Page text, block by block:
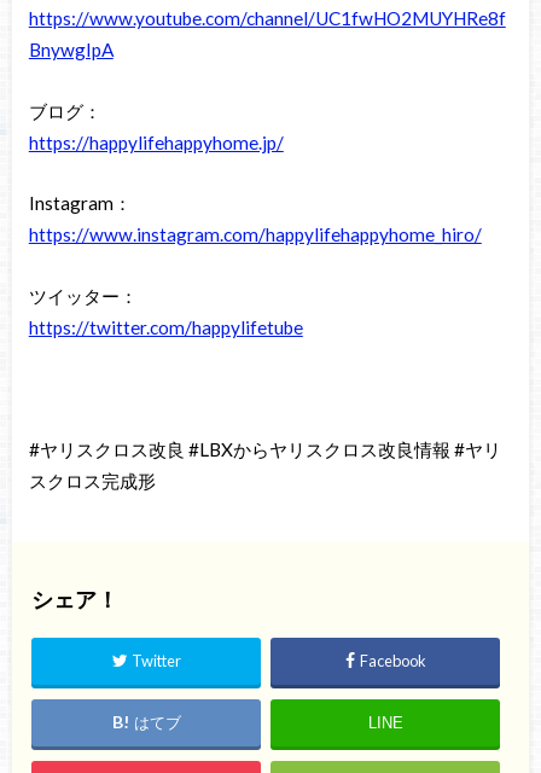
https://www.youtube.com/channel/UC1fwHO2MUYHRe8f
BnywgIpA
ブログ：
https://happylifehappyhome.jp/
Instagram：
https://www.instagram.com/happylifehappyhome_hiro/
ツイッター：
https://twitter.com/happylifetube
#ヤリスクロス改良 #LBXからヤリスクロス改良情報 #ヤリ
スクロス完成形
シェア！
Twitter Facebook
はてブ LINE